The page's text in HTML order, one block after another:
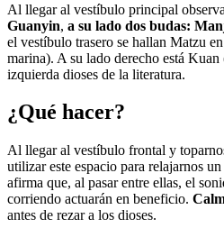
Al llegar al vestíbulo principal
Guanyin, a su lado dos budas:
el vestíbulo trasero se hallan Matzu
marina). A su lado derecho está
izquierda dioses de la literatura.
¿Qué hacer?
Al llegar al vestíbulo frontal y
utilizar este espacio para relajarnos
afirma que, al pasar entre ellas, el
corriendo actuarán en beneficio.
antes de rezar a los dioses.